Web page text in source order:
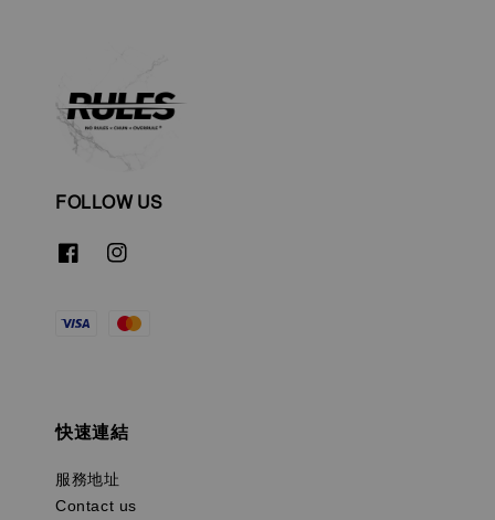
FOLLOW US
快速連結
服務地址
Contact us